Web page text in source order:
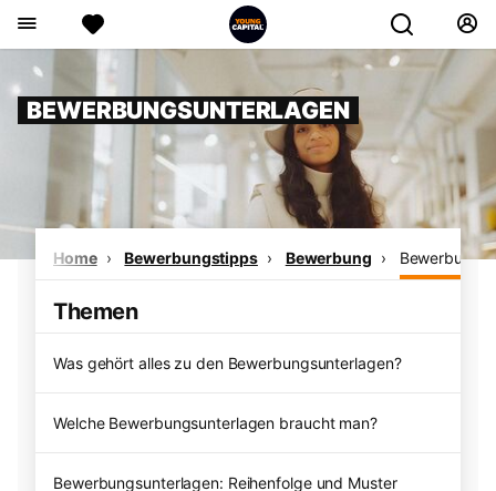
BEWERBUNGSUNTERLAGEN
Home Bewerbungstipps Bewerbung
Themen
Was gehört alles zu den Bewerbungsunterlagen?
Welche Bewerbungsunterlagen braucht man?
Bewerbungsunterlagen: Reihenfolge und Muster